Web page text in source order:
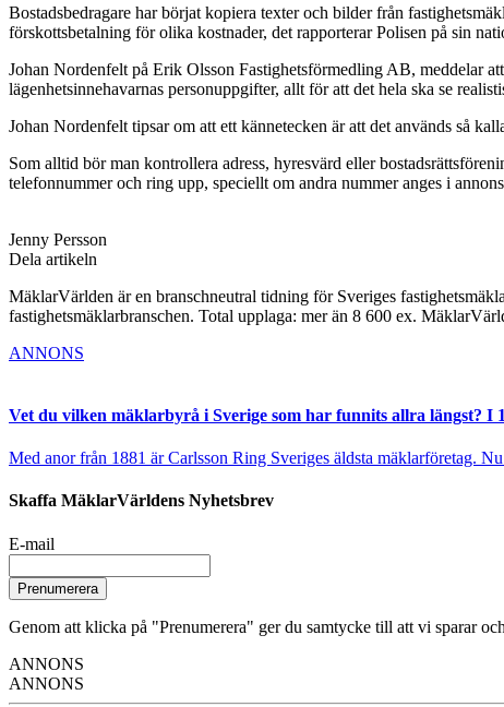
Bostadsbedragare har börjat kopiera texter och bilder från
förskottsbetalning för olika kostnader, det rapporterar Polisen på sin
Johan Nordenfelt på Erik Olsson Fastighetsförmedling AB, meddelar
lägenhetsinnehavarnas personuppgifter, allt för att det hela ska se
Johan Nordenfelt tipsar om att ett kännetecken är att det används så
Som alltid bör man kontrollera adress, hyresvärd eller
telefonnummer och ring upp, speciellt om andra nummer anges i
Jenny Persson
Dela artikeln
MäklarVärlden är en branschneutral tidning för Sveriges
fastighetsmäklarbranschen. Total upplaga: mer än 8 600 ex.
ANNONS
Vet du vilken mäklarbyrå i Sverige som har funnits allra längst?
Med anor från 1881 är Carlsson Ring Sveriges äldsta mäklarföretag.
Skaffa MäklarVärldens Nyhetsbrev
E-mail
Prenumerera
Genom att klicka på "Prenumerera" ger du samtycke till att vi sparar
ANNONS
ANNONS